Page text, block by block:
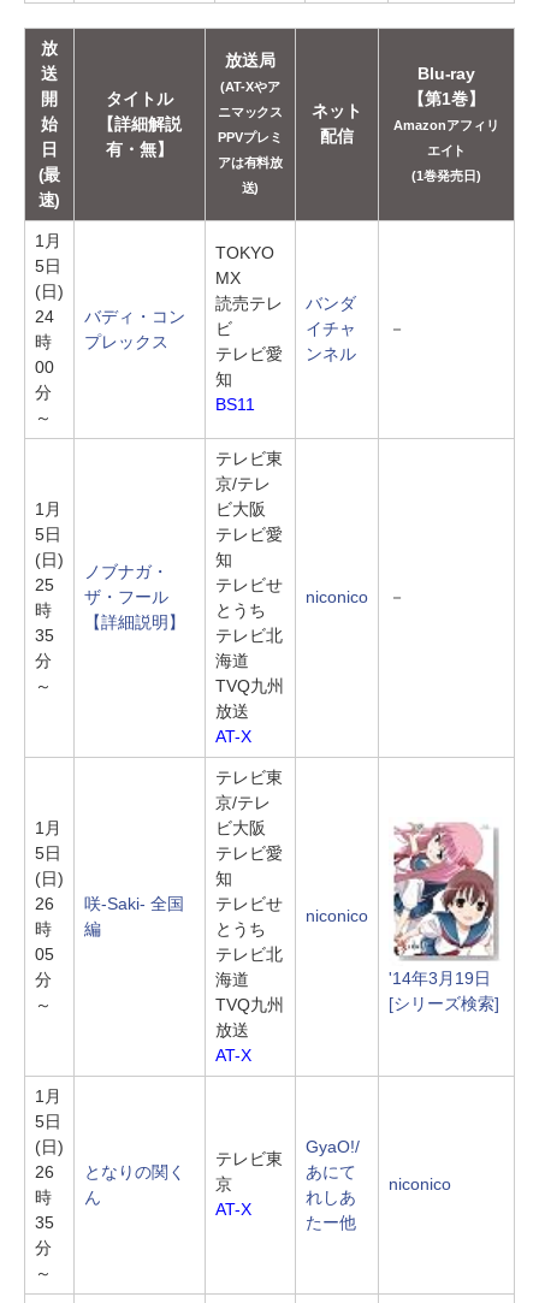
放
送
開
始
日
(最
速)
タイトル
【詳細解説
有・無】
放送局
(AT-Xやア
ニマックス
PPVプレミ
アは有料放
送)
ネット
配信
Blu-ray
【第1巻】
Amazonアフィリ
エイト
(1巻発売日)
1月
5日
(日)
24
時
00
分
～
バディ・コン
プレックス
TOKYO
MX
読売テレ
ビ
テレビ愛
知
BS11
バンダ
イチャ
ンネル
－
1月
5日
(日)
25
時
35
分
～
ノブナガ・
ザ・フール
【詳細説明】
テレビ東
京/テレ
ビ大阪
テレビ愛
知
テレビせ
とうち
テレビ北
海道
TVQ九州
放送
AT-X
niconico －
1月
5日
(日)
26
時
05
分
～
咲-Saki- 全国
編
テレビ東
京/テレ
ビ大阪
テレビ愛
知
テレビせ
とうち
テレビ北
海道
TVQ九州
放送
AT-X
niconico
'14年3月19日
[シリーズ検索]
1月
5日
(日)
26
時
35
分
～
となりの関く
ん
テレビ東
京
AT-X
GyaO!/
あにて
れしあ
たー他
niconico